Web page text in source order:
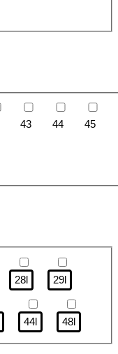
43 44 45
28l 29l
44l 48l